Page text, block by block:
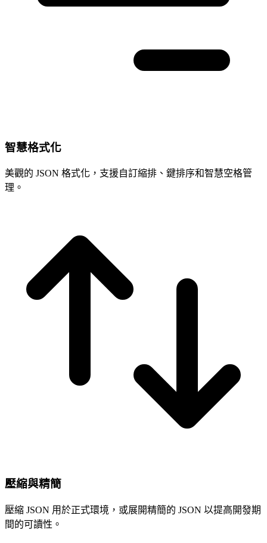
智慧格式化
美觀的 JSON 格式化，支援自訂縮排、鍵排序和智慧空格管
理。
壓縮與精簡
壓縮 JSON 用於正式環境，或展開精簡的 JSON 以提高開發期
間的可讀性。